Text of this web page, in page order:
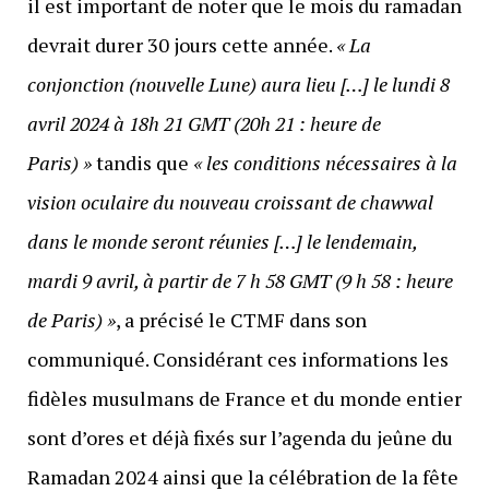
devrait durer 30 jours cette année. « La
conjonction (nouvelle Lune) aura lieu […] le lundi 8
avril 2024 à 18h 21 GMT (20h 21 : heure de
Paris) »tandis que « les conditions nécessaires à la
vision oculaire du nouveau croissant de chawwal
dans le monde seront réunies […] le lendemain,
mardi 9 avril, à partir de 7 h 58 GMT (9 h 58 : heure
de Paris) », a précisé le CTMF dans son
communiqué. Considérant ces informations les
fidèles musulmans de France et du monde entier
sont d’ores et déjà fixés sur l’agenda du jeûne du
Ramadan 2024 ainsi que la célébration de la fête